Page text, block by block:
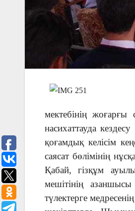
мектебінің
насихаттауда
қоғамдық келісім
саясат бөлімінің
Қабай, гізқұм
мешітінің
түлектерге